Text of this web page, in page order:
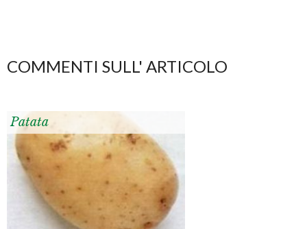
COMMENTI SULL' ARTICOLO
Patata